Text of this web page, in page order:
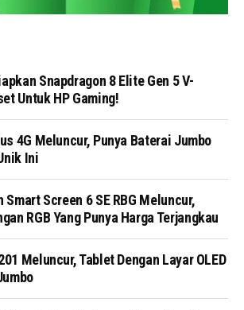
Snapdragon 8 Elite Gen 5 V-
Untuk HP Gaming!
4G Meluncur, Punya Baterai Jumbo
Ini
Smart Screen 6 SE RBG Meluncur,
RGB Yang Punya Harga Terjangkau
Meluncur, Tablet Dengan Layar OLED